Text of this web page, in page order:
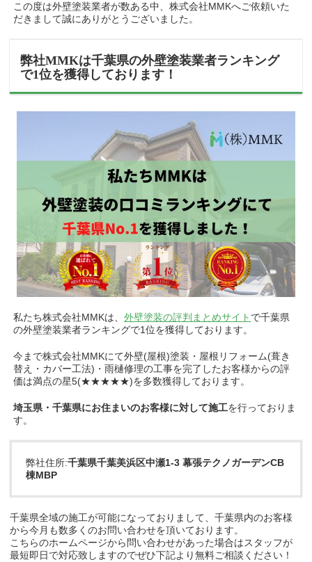
この度は外壁塗装業者が数ある中、株式会社MMKへご依頼いた
だきまして誠にありがとうございました。
弊社MMKは千葉県の外壁塗装業者ランキング
で1位を獲得しております！
私たち株式会社MMKは、外壁塗装の評判まとめサイト で千葉県
の外壁塗装業者ランキングで1位を獲得しております。
今まで株式会社MMKにて外壁(屋根)塗装・屋根リフォーム(葺き
替え・カバー工法)・雨樋修理の工事を完了したお客様からの評
価は満点の星5(★★★★★)を多数獲得しております。
埼玉県・千葉県にお住まいのお客様に対して施工を行っておりま
す。
弊社住所:千葉県千葉美浜区中瀬1-3 幕張テクノガーデンCB
棟MBP
千葉県全域の施工が可能になっておりまして、千葉県内のお客様
から今月も数多くのお問い合わせを頂いております。
こちらのホームページから問い合わせがあった場合はスタッフが
最短即日で対応致しますのでぜひ下記より無料ご相談ください！